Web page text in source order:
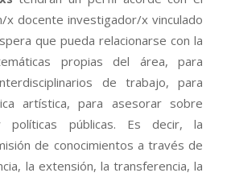
x docente investigador/x vinculado
que pueda relacionarse con la
propias del área, para
de trabajo, para
artística, para asesorar sobre
políticas públicas. Es decir, la
de conocimientos a través de
la extensión, la transferencia, la